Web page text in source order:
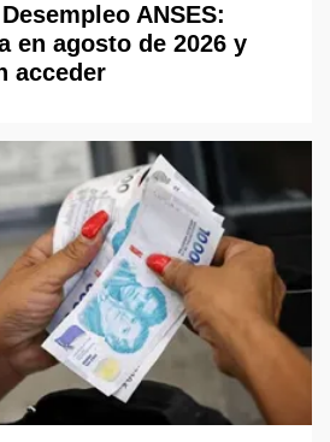
ANSES:
en agosto de 2026 y
acceder